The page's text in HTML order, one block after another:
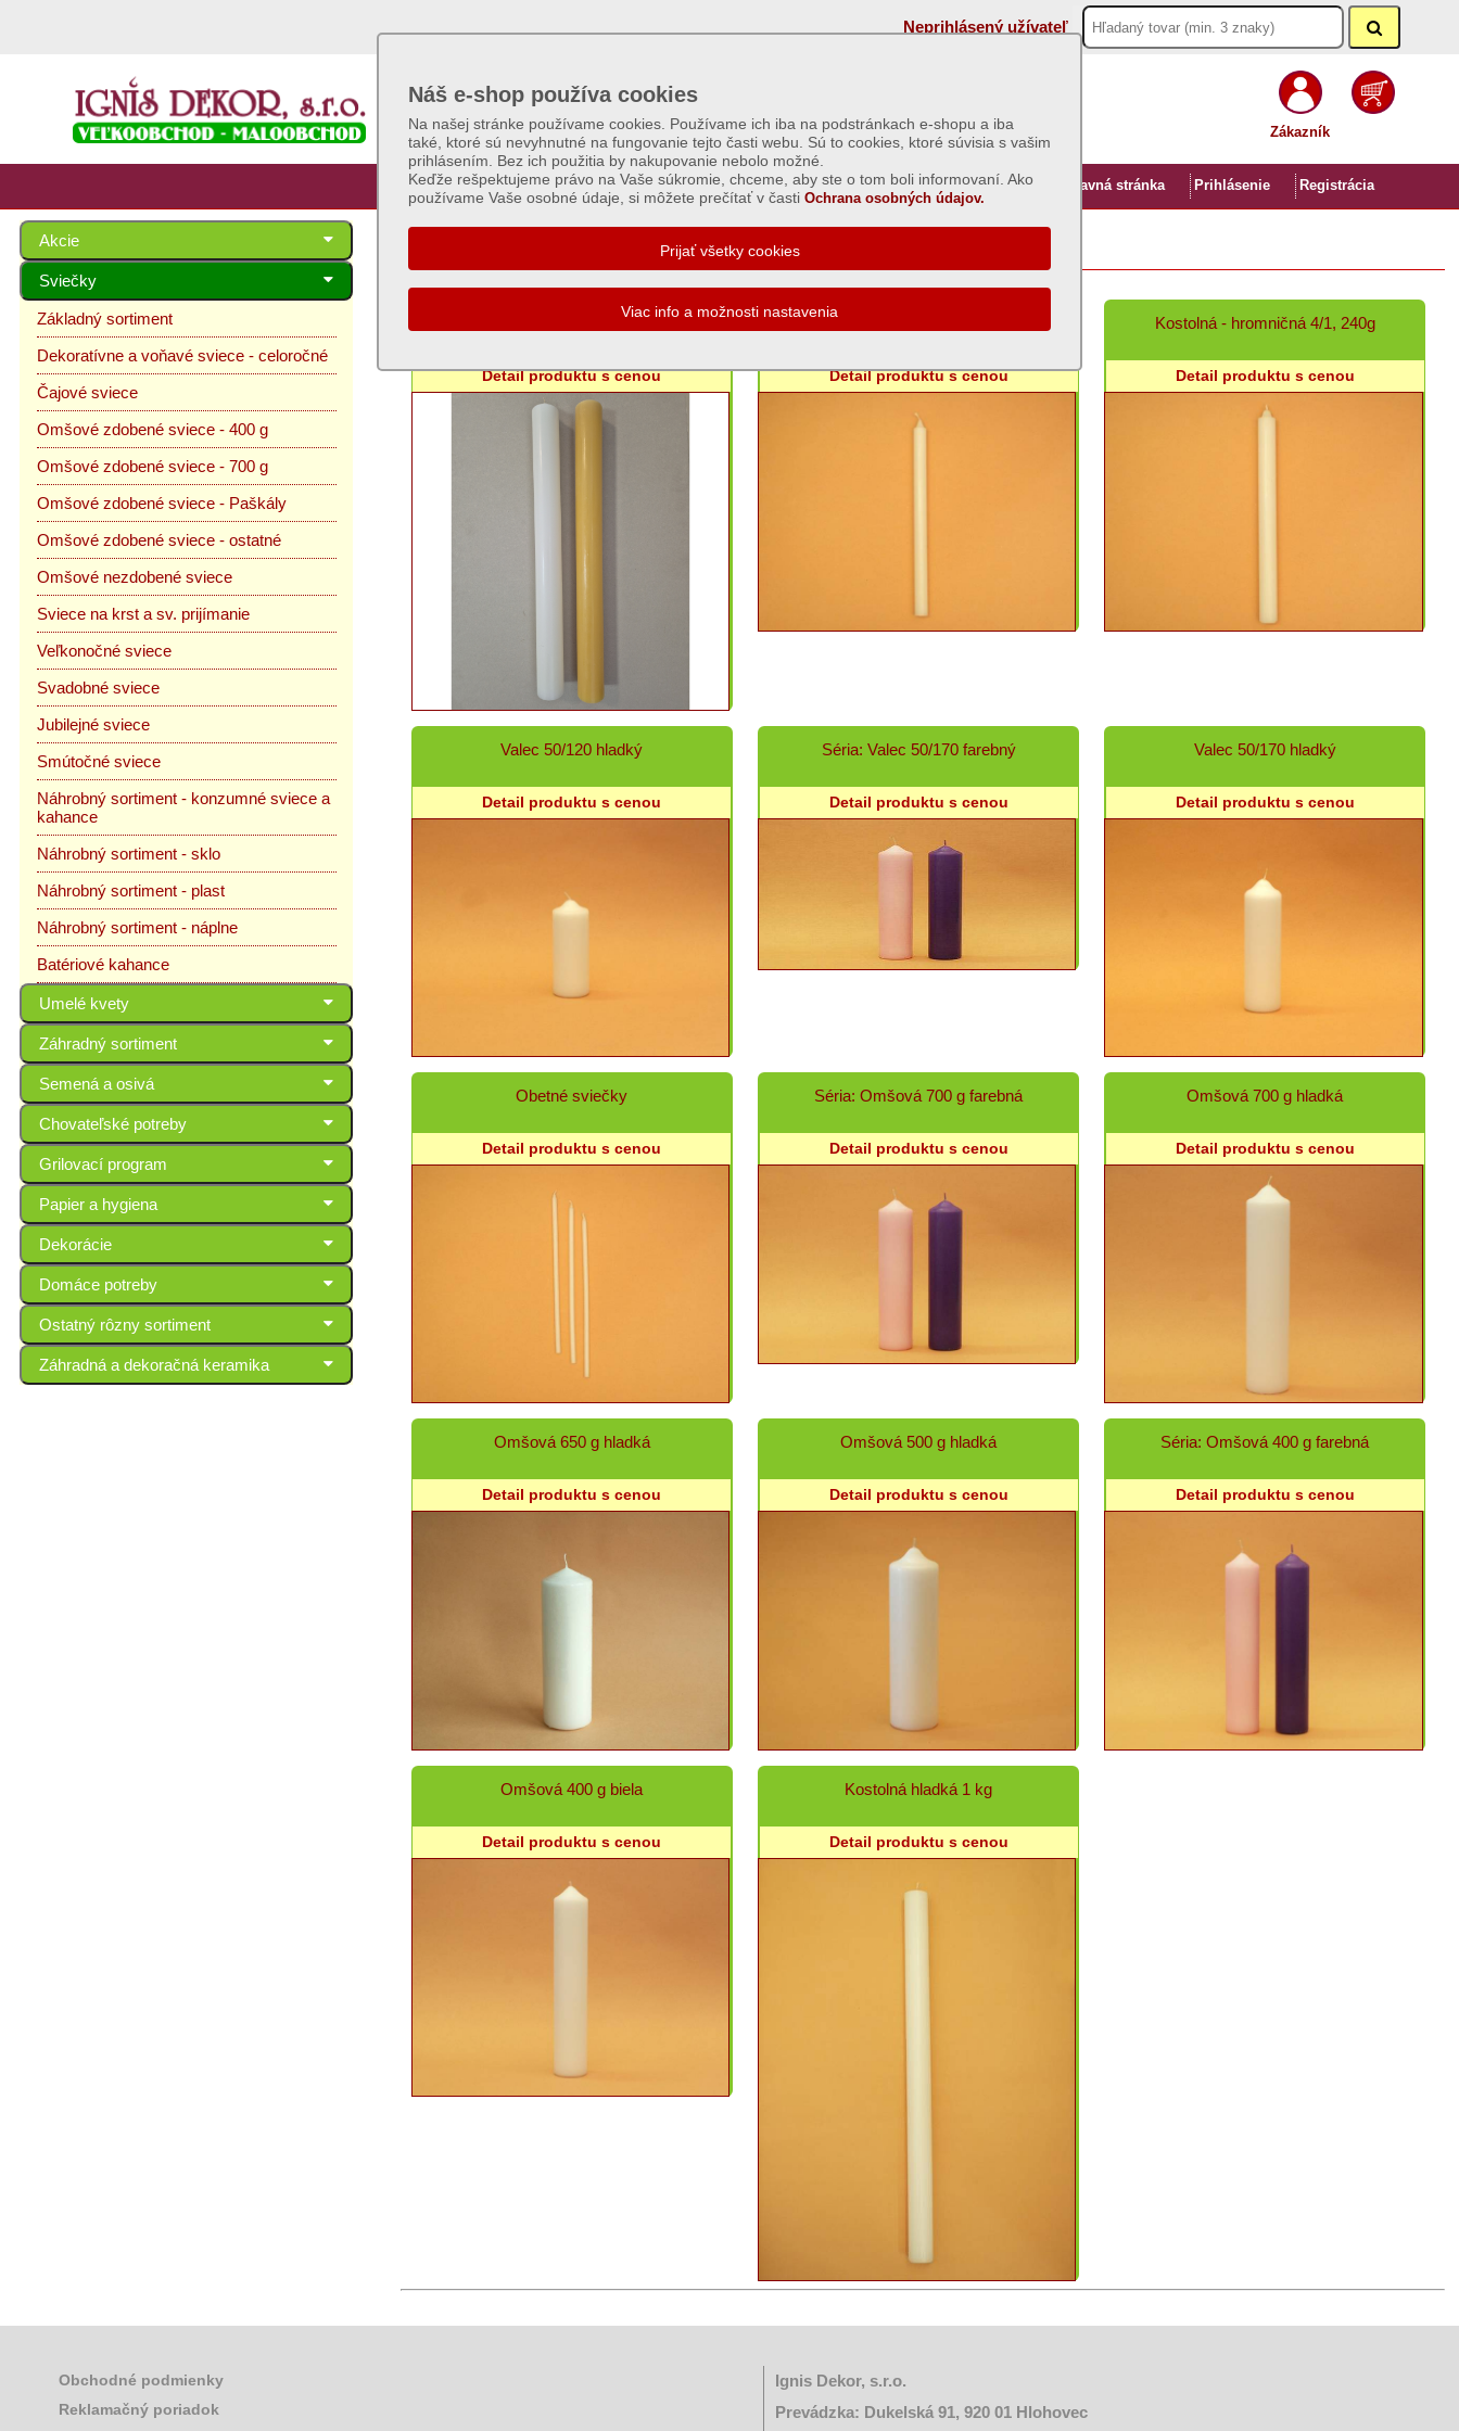
Neprihlásený užívateľ
Zákazník
Úvod Hlavná stránka Prihlásenie Registrácia
Náš e-shop používa cookies
Na našej stránke používame cookies. Používame ich iba na podstránkach e-shopu a iba
také, ktoré sú nevyhnutné na fungovanie tejto časti webu. Sú to cookies, ktoré súvisia s vašim
prihlásením. Bez ich použitia by nakupovanie nebolo možné.
Keďže rešpektujeme právo na Vaše súkromie, chceme, aby ste o tom boli informovaní. Ako
používame Vaše osobné údaje, si môžete prečítať v časti Ochrana osobných údajov.
Akcie
Sviečky
Základný sortiment
Dekoratívne a voňavé sviece - celoročné
Čajové sviece
Omšové zdobené sviece - 400 g
Omšové zdobené sviece - 700 g
Omšové zdobené sviece - Paškály
Omšové zdobené sviece - ostatné
Omšové nezdobené sviece
Sviece na krst a sv. prijímanie
Veľkonočné sviece
Svadobné sviece
Jubilejné sviece
Smútočné sviece
Náhrobný sortiment - konzumné sviece a
kahance
Náhrobný sortiment - sklo
Náhrobný sortiment - plast
Náhrobný sortiment - náplne
Batériové kahance
Umelé kvety
Záhradný sortiment
Semená a osivá
Chovateľské potreby
Grilovací program
Papier a hygiena
Dekorácie
Domáce potreby
Ostatný rôzny sortiment
Záhradná a dekoračná keramika
Omšové nezdobené sviece
Detail produktu s cenou Detail produktu s cenou
Kostolná - hromničná 4/1, 240g
Detail produktu s cenou
Valec 50/120 hladký
Detail produktu s cenou
Séria: Valec 50/170 farebný
Detail produktu s cenou
Valec 50/170 hladký
Detail produktu s cenou
Obetné sviečky
Detail produktu s cenou
Séria: Omšová 700 g farebná
Detail produktu s cenou
Omšová 700 g hladká
Detail produktu s cenou
Omšová 650 g hladká
Detail produktu s cenou
Omšová 500 g hladká
Detail produktu s cenou
Séria: Omšová 400 g farebná
Detail produktu s cenou
Omšová 400 g biela
Detail produktu s cenou
Kostolná hladká 1 kg
Detail produktu s cenou
Obchodné podmienky
Reklamačný poriadok
Ignis Dekor, s.r.o.
Prevádzka: Dukelská 91, 920 01 Hlohovec